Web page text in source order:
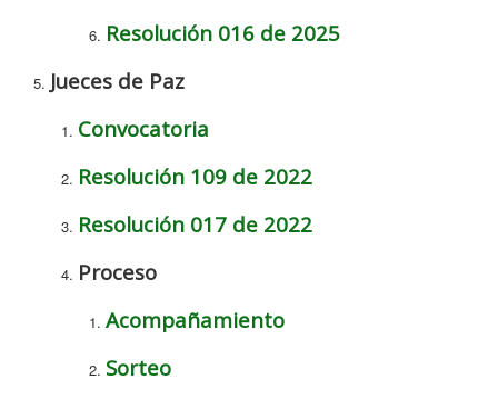
Resolución 016 de 2025
Jueces de Paz
Convocatoria
Resolución 109 de 2022
Resolución 017 de 2022
Proceso
Acompañamiento
Sorteo